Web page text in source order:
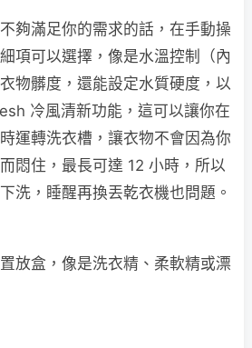
夠滿足你的需求的話，在手動操
項可以選擇，像是水溫控制（內
物髒度，還能設定水質硬度，以
冷風清新功能，這可以讓你在
運轉洗衣槽，讓衣物不會因為你
悶住，最長可達 12 小時，所以
洗，睡醒再換丟乾衣機也問題。
放盒，像是洗衣精、柔軟精或漂